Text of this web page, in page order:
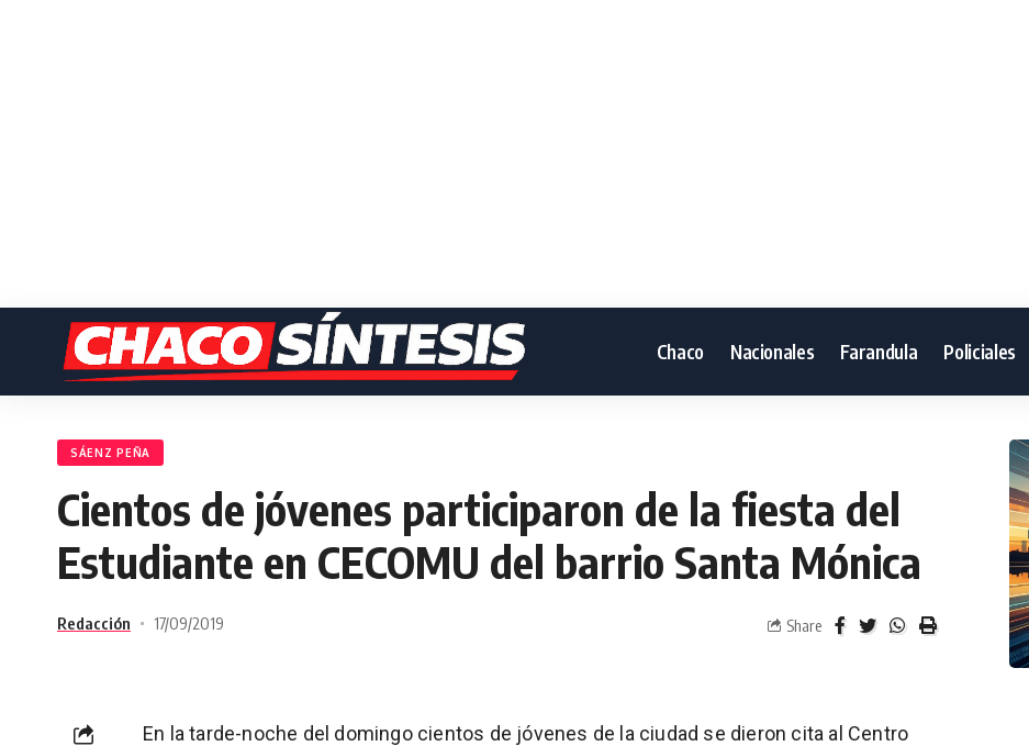
Chaco Nacionales Farandula Policiales
SÁENZ PEÑA
Cientos de jóvenes participaron de la fiesta del
Estudiante en CECOMU del barrio Santa Mónica
Redacción 17/09/2019 Share
En la tarde-noche del domingo cientos de jóvenes de la ciudad se dieron cita al Centro